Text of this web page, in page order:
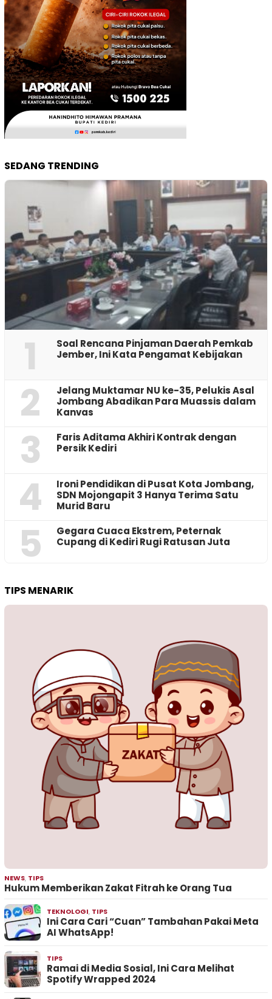
SEDANG TRENDING
1
‎Soal Rencana Pinjaman Daerah Pemkab
Jember, Ini Kata Pengamat Kebijakan ‎
2
Jelang Muktamar NU ke-35, Pelukis Asal
Jombang Abadikan Para Muassis dalam
Kanvas
3
Faris Aditama Akhiri Kontrak dengan
Persik Kediri
4
Ironi Pendidikan di Pusat Kota Jombang,
SDN Mojongapit 3 Hanya Terima Satu
Murid Baru
5
‎Gegara Cuaca Ekstrem, Peternak
Cupang di Kediri Rugi Ratusan Juta
TIPS MENARIK
NEWS, TIPS
Hukum Memberikan Zakat Fitrah ke Orang Tua
TEKNOLOGI, TIPS
Ini Cara Cari “Cuan” Tambahan Pakai Meta
AI WhatsApp!
TIPS
Ramai di Media Sosial, Ini Cara Melihat
Spotify Wrapped 2024